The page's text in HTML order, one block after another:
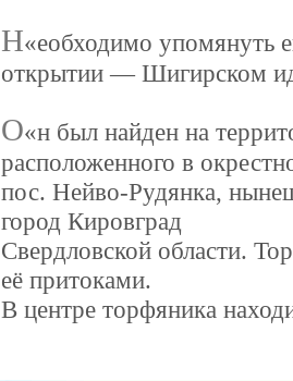
Н еобходимо упомянуть
открытии — Шигирском
О н был найден на
расположенного в
пос. Нейво-Рудянка,
город Кировград
Свердловской области.
её притоками.
В центре торфяника